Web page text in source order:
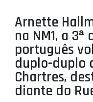
SELEÇÕES
MINIBASQUETE
ÁREA TÉCNICA
PROJETOS
LIGA BETCLIC
Arnette
na NM1, a
português
duplo-duplo
Chartres,
diante do